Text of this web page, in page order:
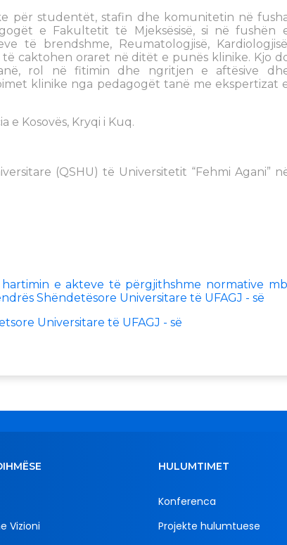
për studentët, stafin dhe komunitetin në
e Fakultetit të Mjeksësisë, si në fushën
të brendshme, Reumatologjisë,
të caktohen oraret në ditët e punës klinike. Kjo
rol në fitimin dhe ngritjen e aftësive
klinike nga pedagogët tanë me ekspertizat
e Kosovës, Kryqi i Kuq.
(QSHU) të Universitetit “Fehmi Agani”
e akteve të përgjithshme normative
Shëndetësore Universitare të UFAGJ - së
Universitare të UFAGJ - së
Vizioni
HULUMTIMET
Konferenca
Projekte hulumtuese